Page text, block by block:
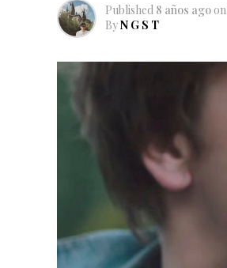
Published 8 años ago on
ByN G S T